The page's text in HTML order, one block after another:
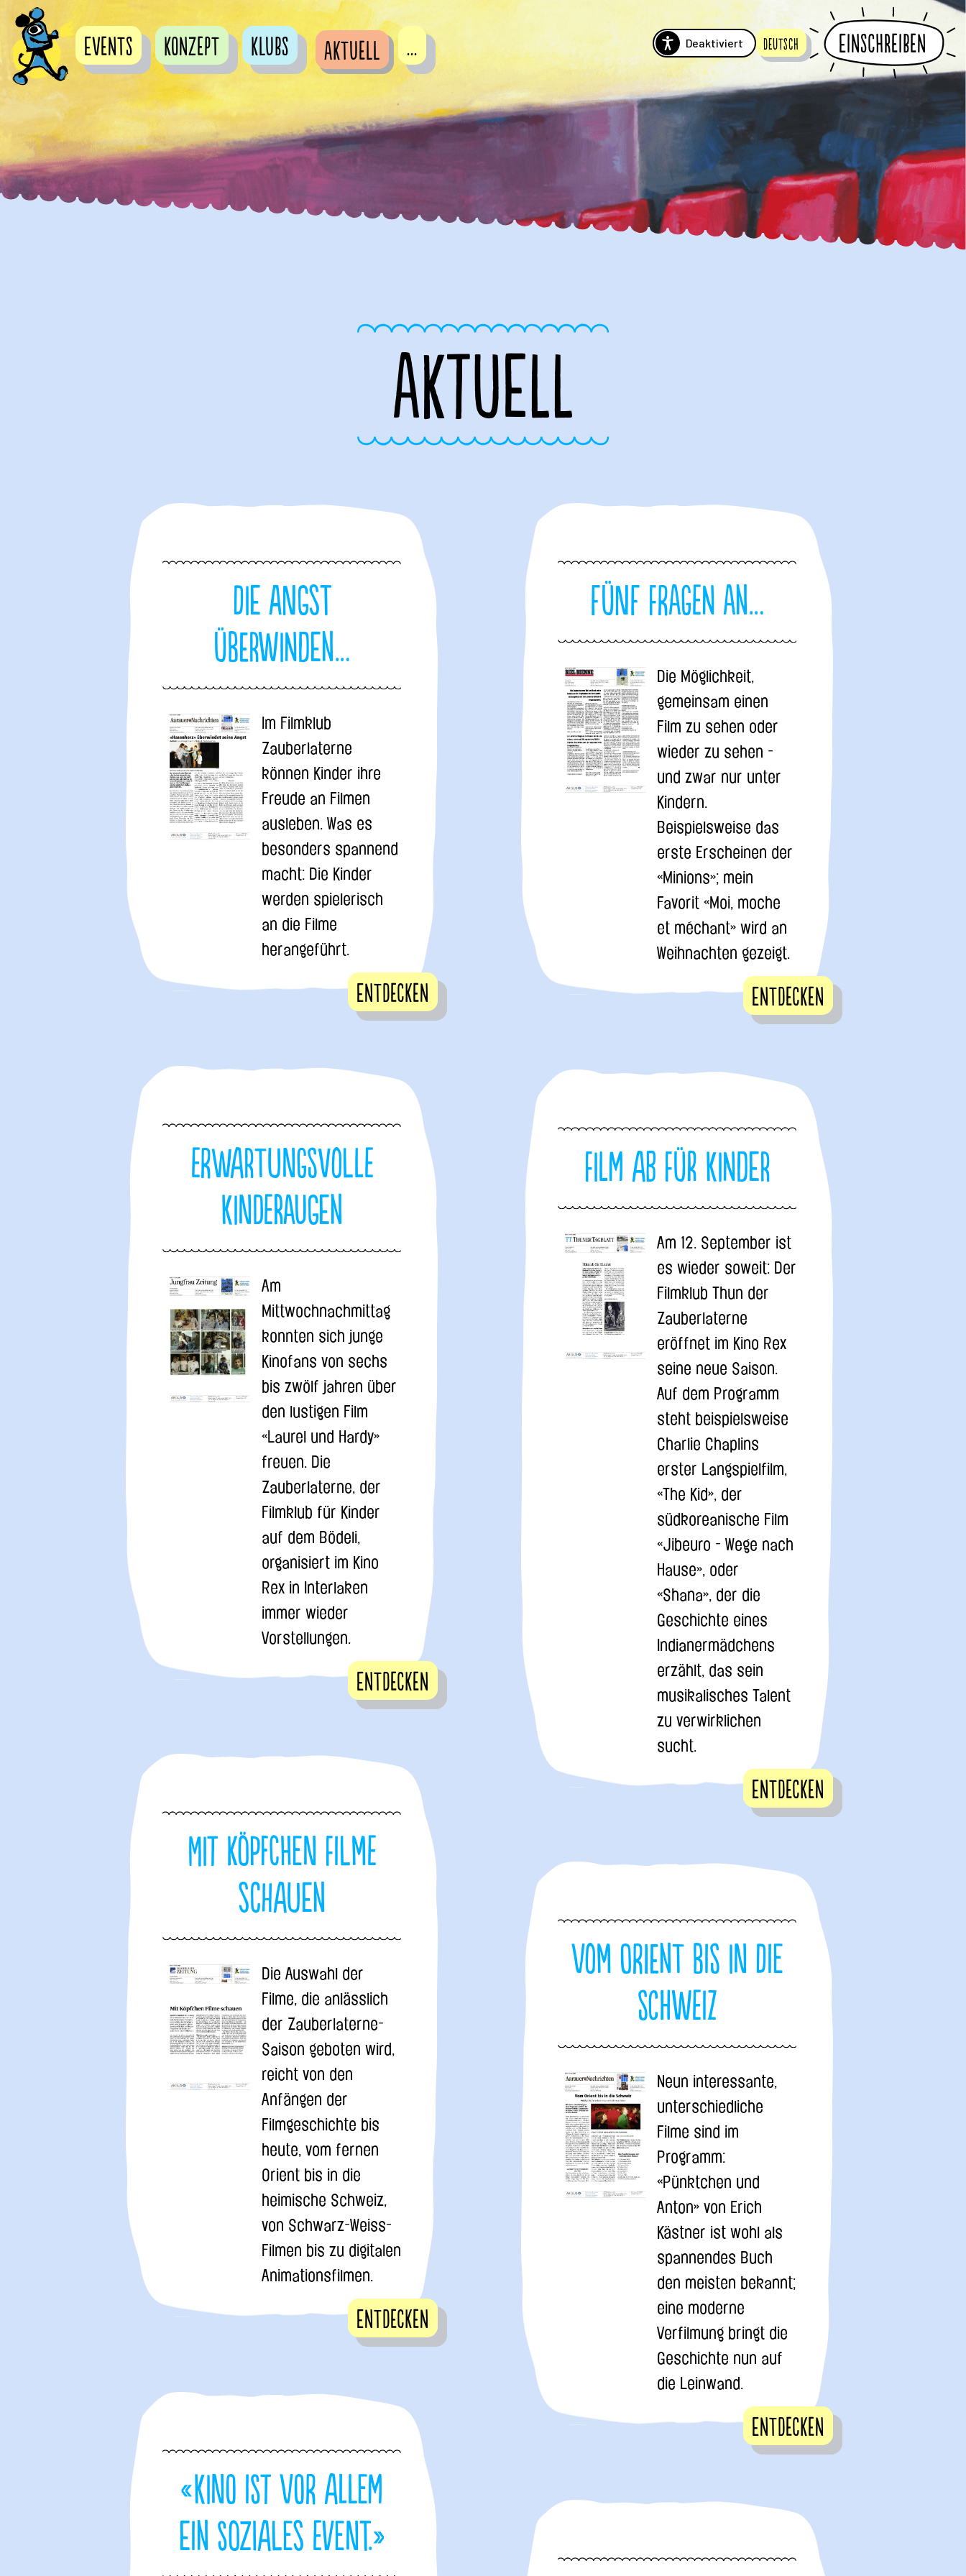
Deaktiviert Deutsch Einschreiben
Events Konzept Klubs Aktuell ...
AKTUELL
Die Angst
überwinden…
Im Filmklub
Zauberlaterne
können Kinder ihre
Freude an Filmen
ausleben. Was es
besonders spannend
macht: Die Kinder
werden spielerisch
an die Filme
herangeführt.
Entdecken
Fünf Fragen an…
Die Möglichkeit,
gemeinsam einen
Film zu sehen oder
wieder zu sehen -
und zwar nur unter
Kindern.
Beispielsweise das
erste Erscheinen der
«Minions»; mein
Favorit «Moi, moche
et méchant» wird an
Weihnachten gezeigt.
Entdecken
Erwartungsvolle
Kinderaugen
Am
Mittwochnachmittag
konnten sich junge
Kinofans von sechs
bis zwölf jahren über
den lustigen Film
«Laurel und Hardy»
freuen. Die
Zauberlaterne, der
Filmklub für Kinder
auf dem Bödeli,
organisiert im Kino
Rex in Interlaken
immer wieder
Vorstellungen.
Entdecken
Film ab für Kinder
Am 12. September ist
es wieder soweit: Der
Filmklub Thun der
Zauberlaterne
eröffnet im Kino Rex
seine neue Saison.
Auf dem Programm
steht beispielsweise
Charlie Chaplins
erster Langspielfilm,
«The Kid», der
südkoreanische Film
«Jibeuro - Wege nach
Hause», oder
«Shana», der die
Geschichte eines
Indianermädchens
erzählt, das sein
musikalisches Talent
zu verwirklichen
sucht.
Entdecken
Mit Köpfchen filme
schauen
Die Auswahl der
Filme, die anlässlich
der Zauberlaterne-
Saison geboten wird,
reicht von den
Anfängen der
Filmgeschichte bis
heute, vom fernen
Orient bis in die
heimische Schweiz,
von Schwarz-Weiss-
Filmen bis zu digitalen
Animationsfilmen.
Entdecken
Vom Orient bis in die
Schweiz
Neun interessante,
unterschiedliche
Filme sind im
Programm:
«Pünktchen und
Anton» von Erich
Kästner ist wohl als
spannendes Buch
den meisten bekannt;
eine moderne
Verfilmung bringt die
Geschichte nun auf
die Leinwand.
Entdecken
«Kino ist vor allem
ein soziales Event.»